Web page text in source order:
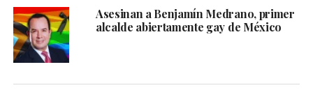
Asesinan a Benjamín Medrano, primer
alcalde abiertamente gay de México